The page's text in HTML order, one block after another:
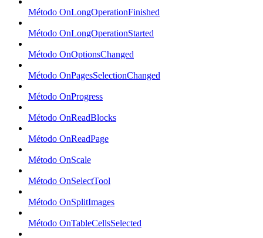
Método OnLongOperationFinished
Método OnLongOperationStarted
Método OnOptionsChanged
Método OnPagesSelectionChanged
Método OnProgress
Método OnReadBlocks
Método OnReadPage
Método OnScale
Método OnSelectTool
Método OnSplitImages
Método OnTableCellsSelected